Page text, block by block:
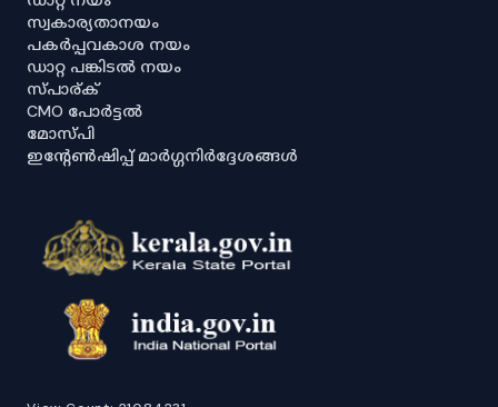
സ്വകാര്യതാനയം
പകർപ്പവകാശ നയം
ഡാറ്റ പങ്കിടൽ നയം
സ്പാര്ക്
CMO പോർട്ടൽ
മോസ്പി
ഇൻ്റേൺഷിപ്പ് മാർഗ്ഗനിർദ്ദേശങ്ങൾ